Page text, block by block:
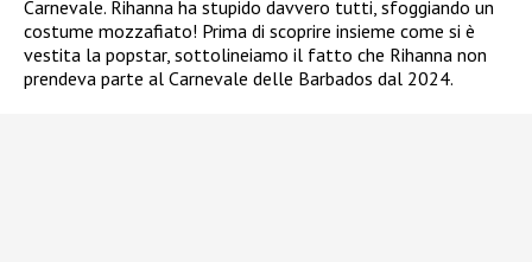
Carnevale. Rihanna ha stupido davvero tutti, sfoggiando un
costume mozzafiato! Prima di scoprire insieme come si è
vestita la popstar, sottolineiamo il fatto che Rihanna non
prendeva parte al Carnevale delle Barbados dal 2024.